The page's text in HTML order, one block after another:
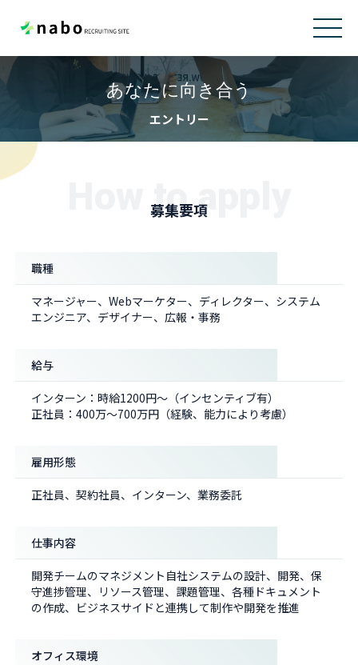
あなたに向き合う
エントリー
How to apply
募集要項
職種
マネージャー、Webマーケター、ディレクター、システム
エンジニア、デザイナー、広報・事務
給与
インターン：時給1200円～（インセンティブ有）
正社員：400万～700万円（経験、能力により考慮）
雇用形態
正社員、契約社員、インターン、業務委託
仕事内容
開発チームのマネジメント自社システムの設計、開発、保
守進捗管理、リソース管理、課題管理、各種ドキュメント
の作成、ビジネスサイドと連携して制作や開発を推進
オフィス環境